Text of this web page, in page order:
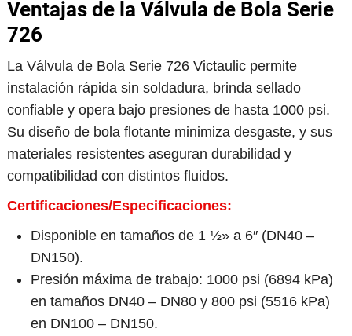
Ventajas de la Válvula de Bola Serie
726
La Válvula de Bola Serie 726 Victaulic permite
instalación rápida sin soldadura, brinda sellado
confiable y opera bajo presiones de hasta 1000 psi.
Su diseño de bola flotante minimiza desgaste, y sus
materiales resistentes aseguran durabilidad y
compatibilidad con distintos fluidos.
Certificaciones/Especificaciones:
Disponible en tamaños de 1 ½» a 6″ (DN40 –
DN150).
Presión máxima de trabajo: 1000 psi (6894 kPa)
en tamaños DN40 – DN80 y 800 psi (5516 kPa)
en DN100 – DN150.